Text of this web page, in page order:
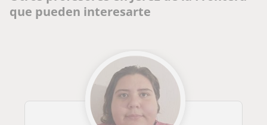
que pueden interesarte